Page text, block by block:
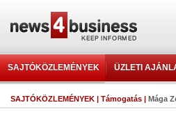
SAJTÓKÖZLEMÉNYEK ÜZLETI
SAJTÓKÖZLEMÉNYEK | Támogatás | Mága